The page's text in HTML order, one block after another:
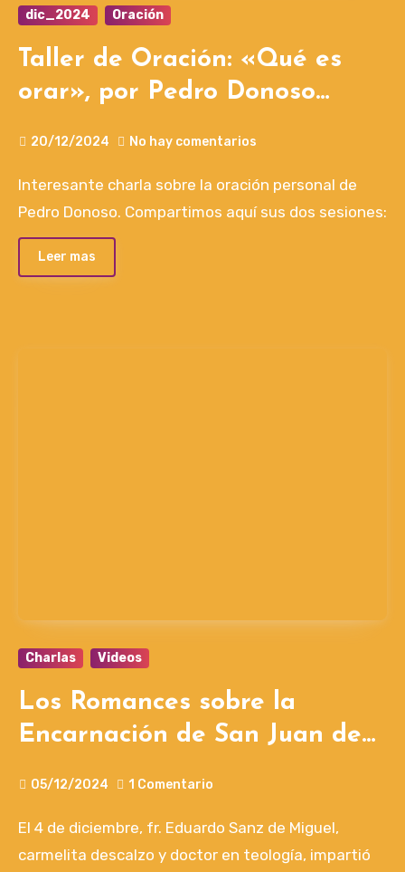
dic_2024 Oración
Taller de Oración: «Qué es
orar», por Pedro Donoso
20/12/2024 No hay comentarios
Interesante charla sobre la oración personal de
Pedro Donoso. Compartimos aquí sus dos sesiones:
Leer mas
Charlas Videos
Los Romances sobre la
Encarnación de San Juan de
05/12/2024 1 Comentario
El 4 de diciembre, fr. Eduardo Sanz de Miguel,
carmelita descalzo y doctor en teología, impartió